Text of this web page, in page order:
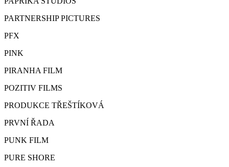
PARTNERSHIP PICTURES
PFX
PINK
PIRANHA FILM
POZITIV FILMS
PRODUKCE TŘEŠTÍKOVÁ
PRVNÍ ŘADA
PUNK FILM
PURE SHORE